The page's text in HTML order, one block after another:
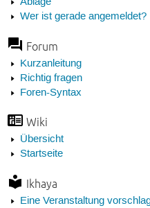
Wer ist gerade angemeldet?
Forum
Kurzanleitung
Richtig fragen
Foren-Syntax
Wiki
Übersicht
Startseite
Ikhaya
Eine Veranstaltung